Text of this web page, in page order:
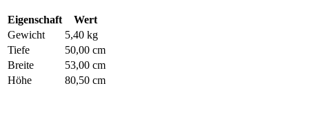
Eigenschaft
Wert
Gewicht
5,40 kg
Tiefe
50,00 cm
Breite
53,00 cm
Höhe
80,50 cm